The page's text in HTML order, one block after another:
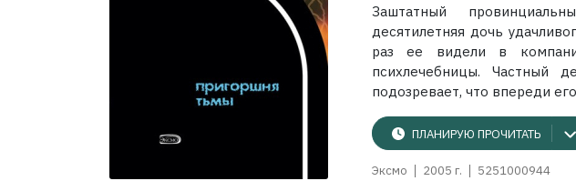
Заштатный
десятилетняя дочь
раз ее видели в
психлечебницы. Частный
подозревает, что впереди
ПЛАНИРУЮ ПРОЧИТАТЬ
Эксмо 2005 г. 5251000944